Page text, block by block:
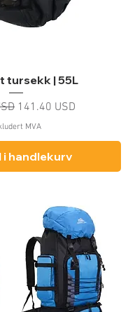
tursekk | 55L
Salgspris
141.40 USD
MVA
i handlekurv